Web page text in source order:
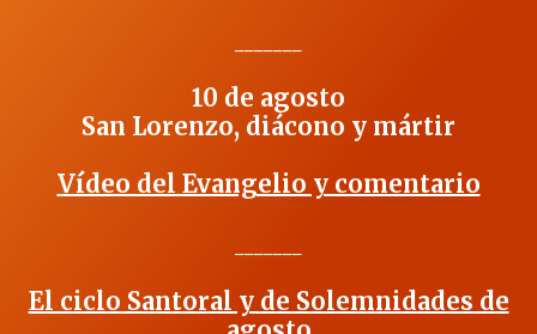
10 de agosto
San Lorenzo, diácono y mártir
Vídeo del Evangelio y comentario
El ciclo Santoral y de Solemnidades de